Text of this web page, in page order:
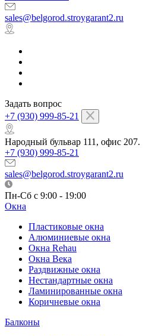
sales@belgorod.stroygarant2.ru
Задать вопрос
+7 (930) 999-85-21
Народный бульвар 111, офис 207.
+7 (930) 999-85-21
sales@belgorod.stroygarant2.ru
Пн-Сб с 9:00 - 19:00
Окна
Пластиковые окна
Алюминиевые окна
Окна Rehau
Окна Века
Раздвижные окна
Нестандартные окна
Ламинированные окна
Коричневые окна
Балконы